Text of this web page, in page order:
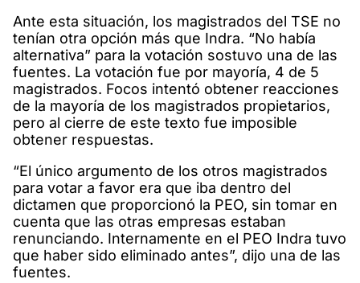
Ante esta situación, los magistrados del TSE no
tenían otra opción más que Indra. “No había
alternativa” para la votación sostuvo una de las
fuentes. La votación fue por mayoría, 4 de 5
magistrados. Focos intentó obtener reacciones
de la mayoría de los magistrados propietarios,
pero al cierre de este texto fue imposible
obtener respuestas.
“El único argumento de los otros magistrados
para votar a favor era que iba dentro del
dictamen que proporcionó la PEO, sin tomar en
cuenta que las otras empresas estaban
renunciando. Internamente en el PEO Indra tuvo
que haber sido eliminado antes”, dijo una de las
fuentes.